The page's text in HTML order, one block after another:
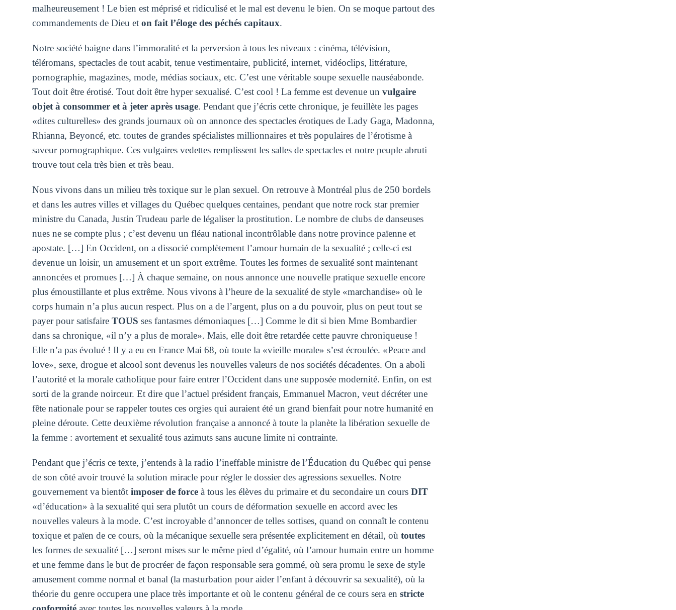
malheureusement ! Le bien est méprisé et ridiculisé et le mal est devenu le bien. On se moque partout des
commandements de Dieu et on fait l’éloge des péchés capitaux.
Notre société baigne dans l’immoralité et la perversion à tous les niveaux : cinéma, télévision,
téléromans, spectacles de tout acabit, tenue vestimentaire, publicité, internet, vidéoclips, littérature,
pornographie, magazines, mode, médias sociaux, etc. C’est une véritable soupe sexuelle nauséabonde.
Tout doit être érotisé. Tout doit être hyper sexualisé. C’est cool ! La femme est devenue un vulgaire
objet à consommer et à jeter après usage. Pendant que j’écris cette chronique, je feuillète les pages
«dites culturelles» des grands journaux où on annonce des spectacles érotiques de Lady Gaga, Madonna,
Rhianna, Beyoncé, etc. toutes de grandes spécialistes millionnaires et très populaires de l’érotisme à
saveur pornographique. Ces vulgaires vedettes remplissent les salles de spectacles et notre peuple abruti
trouve tout cela très bien et très beau.
Nous vivons dans un milieu très toxique sur le plan sexuel. On retrouve à Montréal plus de 250 bordels
et dans les autres villes et villages du Québec quelques centaines, pendant que notre rock star premier
ministre du Canada, Justin Trudeau parle de légaliser la prostitution. Le nombre de clubs de danseuses
nues ne se compte plus ; c’est devenu un fléau national incontrôlable dans notre province païenne et
apostate. […] En Occident, on a dissocié complètement l’amour humain de la sexualité ; celle-ci est
devenue un loisir, un amusement et un sport extrême. Toutes les formes de sexualité sont maintenant
annoncées et promues […] À chaque semaine, on nous annonce une nouvelle pratique sexuelle encore
plus émoustillante et plus extrême. Nous vivons à l’heure de la sexualité de style «marchandise» où le
corps humain n’a plus aucun respect. Plus on a de l’argent, plus on a du pouvoir, plus on peut tout se
payer pour satisfaire TOUS ses fantasmes démoniaques […] Comme le dit si bien Mme Bombardier
dans sa chronique, «il n’y a plus de morale». Mais, elle doit être retardée cette pauvre chroniqueuse !
Elle n’a pas évolué ! Il y a eu en France Mai 68, où toute la «vieille morale» s’est écroulée. «Peace and
love», sexe, drogue et alcool sont devenus les nouvelles valeurs de nos sociétés décadentes. On a aboli
l’autorité et la morale catholique pour faire entrer l’Occident dans une supposée modernité. Enfin, on est
sorti de la grande noirceur. Et dire que l’actuel président français, Emmanuel Macron, veut décréter une
fête nationale pour se rappeler toutes ces orgies qui auraient été un grand bienfait pour notre humanité en
pleine déroute. Cette deuxième révolution française a annoncé à toute la planète la libération sexuelle de
la femme : avortement et sexualité tous azimuts sans aucune limite ni contrainte.
Pendant que j’écris ce texte, j’entends à la radio l’ineffable ministre de l’Éducation du Québec qui pense
de son côté avoir trouvé la solution miracle pour régler le dossier des agressions sexuelles. Notre
gouvernement va bientôt imposer de forceà tous les élèves du primaire et du secondaire un cours DIT
«d’éducation» à la sexualité qui sera plutôt un cours de déformation sexuelle en accord avec les
nouvelles valeurs à la mode. C’est incroyable d’annoncer de telles sottises, quand on connaît le contenu
toxique et païen de ce cours, où la mécanique sexuelle sera présentée explicitement en détail, où toutes
les formes de sexualité […] seront mises sur le même pied d’égalité, où l’amour humain entre un homme
et une femme dans le but de procréer de façon responsable sera gommé, où sera promu le sexe de style
amusement comme normal et banal (la masturbation pour aider l’enfant à découvrir sa sexualité), où la
théorie du genre occupera une place très importante et où le contenu général de ce cours sera en stricte